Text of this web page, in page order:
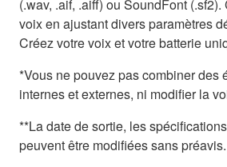
(.wav, .aif, .aiff) ou SoundFont
voix en ajustant divers paramètres
Créez votre voix et votre batterie
*Vous ne pouvez pas combiner des
internes et externes, ni modifier la
**La date de sortie, les
peuvent être modifiées sans préavis.